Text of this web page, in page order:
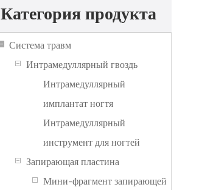
Категория продукта
Система травм
Интрамедуллярный гвоздь
Интрамедуллярный
имплантат ногтя
Интрамедуллярный
инструмент для ногтей
Запирающая пластина
Мини-фрагмент запирающей